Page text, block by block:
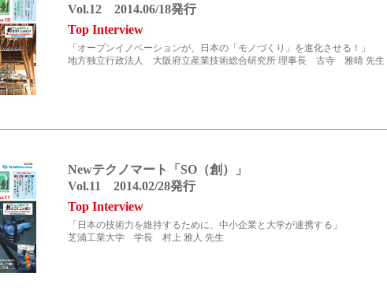
Vol.12 2014.06/18発行
Top Interview
「オープンイノベーションが、日本の「モノづくり」を進化させる！」
地方独立行政法人 大阪府立産業技術総合研究所 理事長 古寺 雅晴 先生
Newテクノマート「SO（創）」
Vol.11 2014.02/28発行
Top Interview
「日本の技術力を維持するために、中小企業と大学が連携する」
芝浦工業大学 学長 村上 雅人 先生